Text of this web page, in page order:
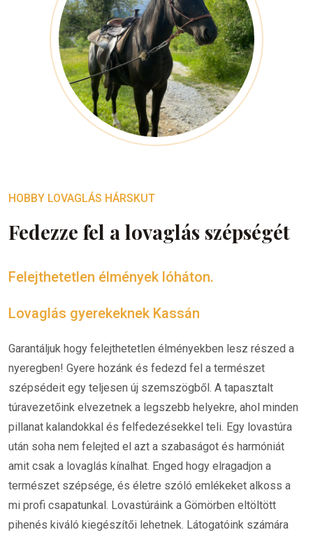
HOBBY LOVAGLÁS HÁRSKUT
Fedezze fel a lovaglás szépségét
Felejthetetlen élmények lóháton.
Lovaglás gyerekeknek Kassán
Garantáljuk hogy felejthetetlen élményekben lesz részed a
nyeregben! Gyere hozánk és fedezd fel a természet
szépsédeit egy teljesen új szemszögből. A tapasztalt
túravezetőink elvezetnek a legszebb helyekre, ahol minden
pillanat kalandokkal és felfedezésekkel teli. Egy lovastúra
után soha nem felejted el azt a szabaságot és harmóniát
amit csak a lovaglás kínalhat. Enged hogy elragadjon a
természet szépsége, és életre szóló emlékeket alkoss a
mi profi csapatunkal. Lovastúráink a Gömörben eltöltött
pihenés kiváló kiegészítői lehetnek. Látogatóink számára